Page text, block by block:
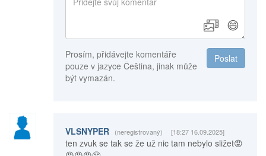
😄
Poslat
Prosím, přidávejte komentáře
pouze v jazyce Čeština, jinak může
být vymazán.
VLSNYPER (neregistrovaný) [18:27 16.09.2025]
ten zvuk se tak se že už nic tam nebylo sližet😡